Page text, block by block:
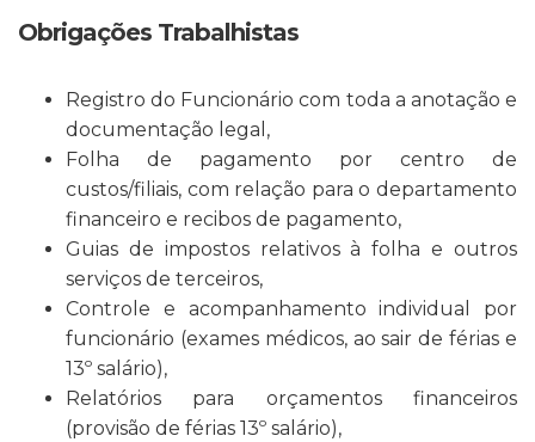
Obrigações Trabalhistas
Registro do Funcionário com toda a anotação e
documentação legal,
Folha de pagamento por centro de
custos/filiais, com relação para o departamento
financeiro e recibos de pagamento,
Guias de impostos relativos à folha e outros
serviços de terceiros,
Controle e acompanhamento individual por
funcionário (exames médicos, ao sair de férias e
13º salário),
Relatórios para orçamentos financeiros
(provisão de férias 13º salário),